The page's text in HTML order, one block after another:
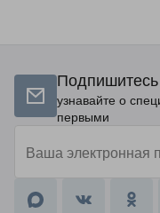
узнавайте о
первыми